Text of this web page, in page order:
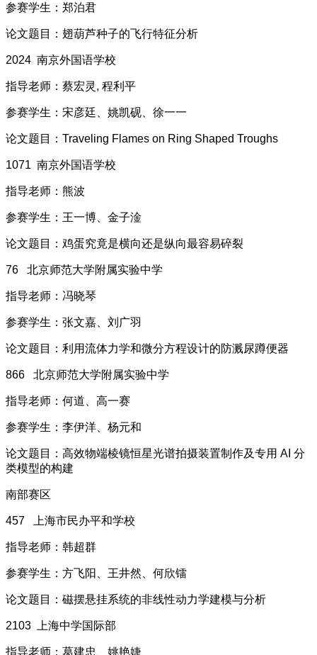
参赛学生：郑泊君
论文题目：翅葫芦种子的飞行特征分析
2024 南京外国语学校
指导老师：蔡宏灵, 程利平
参赛学生：宋彦廷、姚凯砚、徐一一
论文题目：Traveling Flames on Ring Shaped Troughs
1071 南京外国语学校
指导老师：熊波
参赛学生：王一博、金子淦
论文题目：鸡蛋究竟是横向还是纵向最容易碎裂
76 北京师范大学附属实验中学
指导老师：冯晓琴
参赛学生：张文嘉、刘广羽
论文题目：利用流体力学和微分方程设计的防溅尿蹲便器
866 北京师范大学附属实验中学
指导老师：何道、高一赛
参赛学生：李伊洋、杨元和
论文题目：高效物端棱镜恒星光谱拍摄装置制作及专用 AI 分
类模型的构建
南部赛区
457 上海市民办平和学校
指导老师：韩超群
参赛学生：方飞阳、王井然、何欣镭
论文题目：磁摆悬挂系统的非线性动力学建模与分析
2103 上海中学国际部
指导老师：葛建忠、姚艳婕